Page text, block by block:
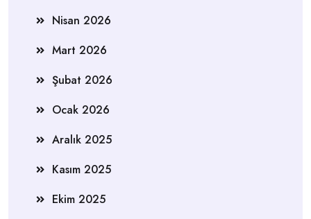
Nisan 2026
Mart 2026
Şubat 2026
Ocak 2026
Aralık 2025
Kasım 2025
Ekim 2025